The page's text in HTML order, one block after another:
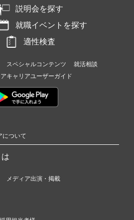
説明会を探す
就職イベントを探す
適性検査
スペシャルコンテンツ
就活相談
キャリアユーザーガイド
について
メディア出演・掲載